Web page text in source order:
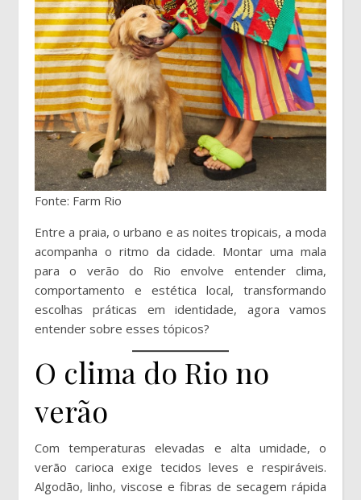
Fonte: Farm Rio
Entre a praia, o urbano e as noites tropicais, a moda
acompanha o ritmo da cidade. Montar uma mala
para o verão do Rio envolve entender clima,
comportamento e estética local, transformando
escolhas práticas em identidade, agora vamos
entender sobre esses tópicos?
O clima do Rio no
verão
Com temperaturas elevadas e alta umidade, o
verão carioca exige tecidos leves e respiráveis.
Algodão, linho, viscose e fibras de secagem rápida